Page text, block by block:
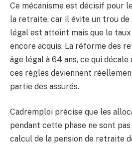
Ce mécanisme est décisif pour
la retraite, car il évite un trou de
légal est atteint mais que le
encore acquis. La réforme des
âge légal à 64 ans, ce qui décale
ces règles deviennent
partie des assurés.
Cadremploi précise que les
pendant cette phase ne sont
calcul de la pension de retraite